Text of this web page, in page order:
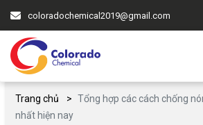
coloradochemical2019@gmail.com
Trang chủ
Tổng hợp các cách chống
nhất hiện nay